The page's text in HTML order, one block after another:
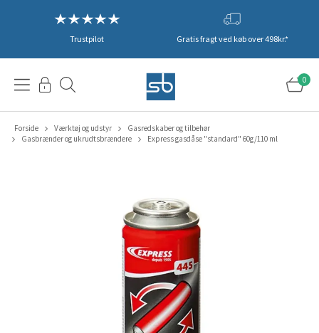
Trustpilot Gratis fragt ved køb over 498kr.*
0
Forside Værktøj og udstyr
Gasredskaber og tilbehør
Gasbrænder og ukrudtsbrændere
Express gasdåse "standard" 60g/110 ml